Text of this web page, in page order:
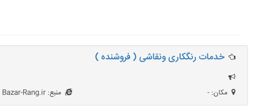
خدمات رنگکاری ونقاشی ( فروشنده )
مکان: - منبع: Bazar-Rang.ir